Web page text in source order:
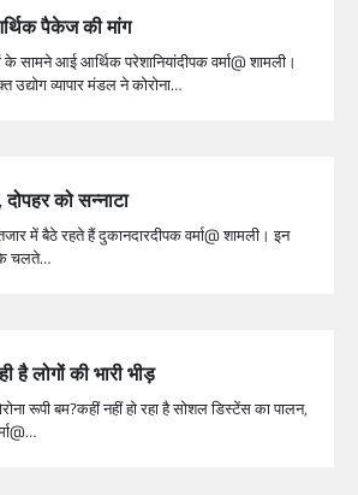
पैकेज की मांग
के सामने आई आर्थिक परेशानियांदीपक वर्मा@ शामली।
उद्योग व्यापार मंडल ने कोरोना…
को सन्नाटा
में बैठे रहते हैं दुकानदारदीपक वर्मा@ शामली। इन
के चलते…
है लोगों की भारी भीड़
रूपी बम?कहीं नहीं हो रहा है सोशल डिस्टेंस का पालन,